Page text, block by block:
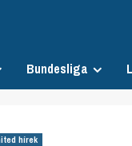
Bundesliga
hírek